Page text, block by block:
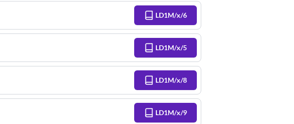
LD1M/x/6
LD1M/x/5
LD1M/x/8
LD1M/x/9